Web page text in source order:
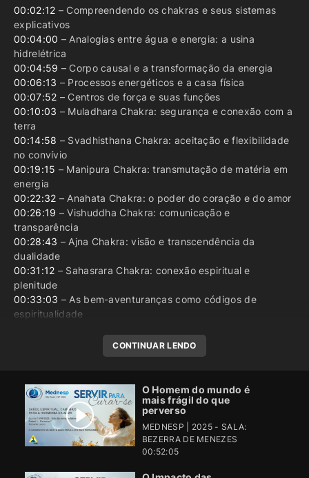
00:02:12 – Compreendendo os chakras e seus sistemas
explicativos
00:04:00 – Analogias entre água e energia: a usina
hidrelétrica
00:04:59 – Corpo causal e a transformação da energia
00:06:13 – Processos energéticos e a casa física
00:07:52 – Centros de força e suas funções
00:10:03 – Muladhara Chakra: segurança e conexão com a
terra
00:14:58 – Svadhisthana Chakra: aceitação e flexibilidade
no convívio
00:19:15 – Manipura Chakra: transmutação de matéria em
energia
00:22:32 – Anahata Chakra: o poder do coração e do amor
00:26:19 – Vishuddha Chakra: comunicação e
transparência
00:28:43 – Ajna Chakra: visão e transcendência da
dualidade
00:31:12 – Sahasrara Chakra: conexão espiritual e
plenitude
00:33:03 – As bem-aventuranças como códigos de
espiritualidade
CONTINUAR LENDO
O Homem do mundo é
mais frágil do que
perverso
MEDNESP | 2025 - SALA:
BEZERRA DE MENEZES
00:52:05